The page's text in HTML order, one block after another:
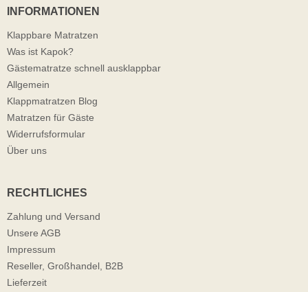
INFORMATIONEN
Klappbare Matratzen
Was ist Kapok?
Gästematratze schnell ausklappbar
Allgemein
Klappmatratzen Blog
Matratzen für Gäste
Widerrufsformular
Über uns
RECHTLICHES
Zahlung und Versand
Unsere AGB
Impressum
Reseller, Großhandel, B2B
Lieferzeit